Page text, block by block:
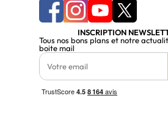
INSCRIPTION
Tous nos bons plans et notre
boite mail